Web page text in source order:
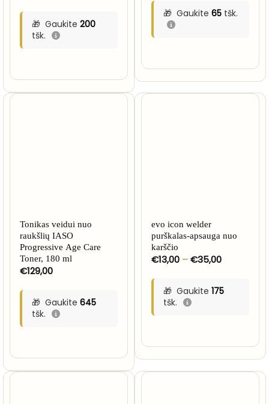
Gaukite 200
tšk.
Gaukite 65tšk.
Tonikas veidui nuo
raukšlių IASO
Progressive Age Care
Toner, 180 ml
€129,00
Gaukite 645
tšk.
evo icon welder
purškalas-apsauga nuo
karščio
€13,00 – €35,00Price
through
€35,00
Gaukite 175
tšk.